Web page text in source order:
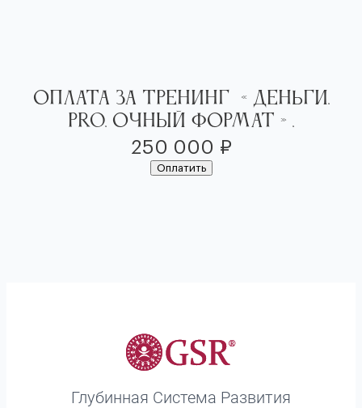
Оплата за Тренинг «Деньги.
PRO. Очный формат».
250 000 ₽
Оплатить
Глубинная Система Развития